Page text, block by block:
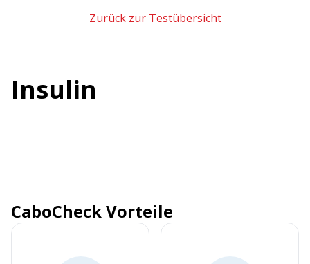
Zurück zur Testübersicht
Insulin
CaboCheck Vorteile